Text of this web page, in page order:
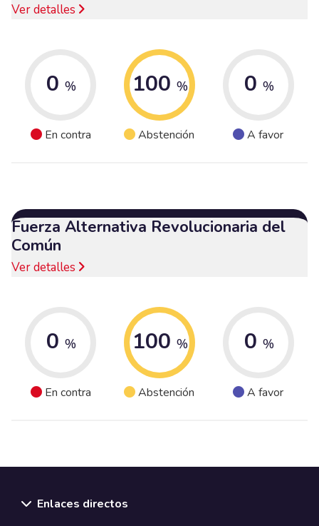
Ver detalles
0 %
En contra
100 %
Abstención
0 %
A favor
Fuerza Alternativa Revolucionaria del
Común
Ver detalles
0 %
En contra
100 %
Abstención
0 %
A favor
Enlaces directos